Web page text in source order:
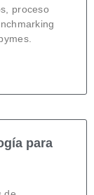
proceso
para